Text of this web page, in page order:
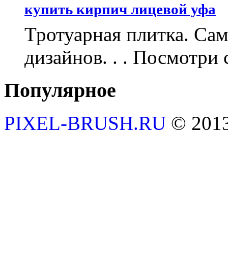
купить кирпич лицевой уфа
Тротуарная плитка.
дизайнов. . . Посмотри
Популярное
PIXEL-BRUSH.RU ©